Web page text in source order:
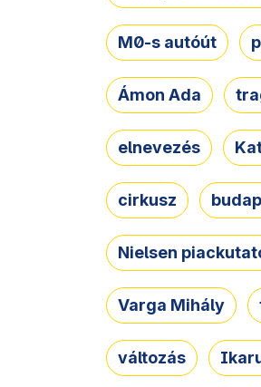
M0-s autóút
Ámon Ada
elnevezés
cirkusz
Nielsen
Varga Mihály
változás